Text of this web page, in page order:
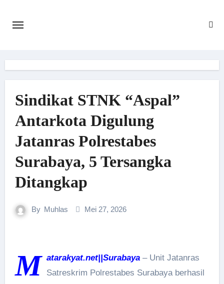
Sindikat STNK “Aspal”
Antarkota Digulung
Jatanras Polrestabes
Surabaya, 5 Tersangka
Ditangkap
By Muhlas Mei 27, 2026
M atarakyat.net||Surabaya– Unit Jatanras
Satreskrim Polrestabes Surabaya berhasil